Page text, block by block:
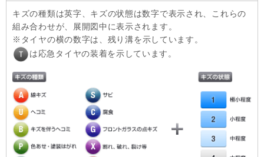
キズの種類は英字、キズの状態は数字で表示され、これらの
組み合わせが、展開図中に表示されます。
タイヤの横の数字は、残り溝を示しています。
は応急タイヤの装着を示しています。